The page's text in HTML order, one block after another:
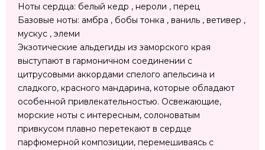
Ноты сердца: белый кедр , нероли , перец
Базовые ноты: амбра , бобы тонка , ваниль , ветивер ,
мускус , элеми
Экзотические альдегиды из заморского края
выступают в гармоничном соединении с
цитрусовыми аккордами спелого апельсина и
сладкого, красного мандарина, которые обладают
особенной привлекательностью. Освежающие,
морские ноты с интересным, солоноватым
привкусом плавно перетекают в сердце
парфюмерной композиции, перемешиваясь с